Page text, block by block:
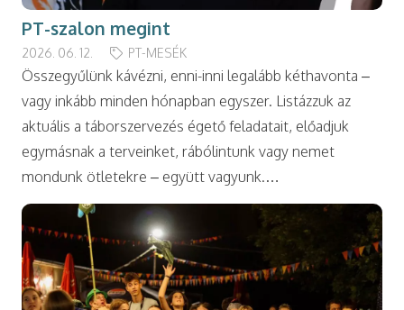
PT-szalon megint
2026. 06. 12. PT-MESÉK
Összegyűlünk kávézni, enni-inni legalább kéthavonta –
vagy inkább minden hónapban egyszer. Listázzuk az
aktuális a táborszervezés égető feladatait, előadjuk
egymásnak a terveinket, rábólintunk vagy nemet
mondunk ötletekre – együtt vagyunk.…